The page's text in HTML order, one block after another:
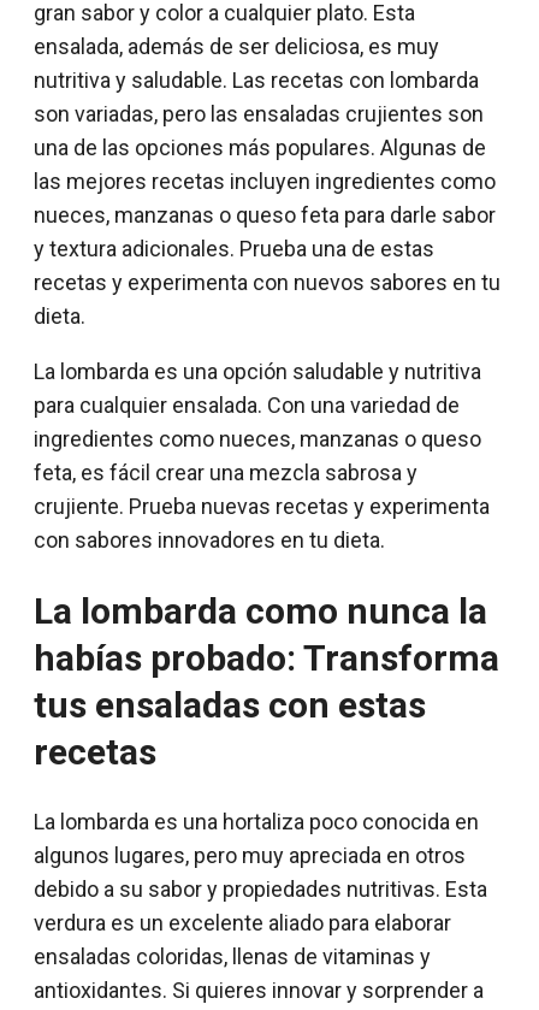
gran sabor y color a cualquier plato. Esta
ensalada, además de ser deliciosa, es muy
nutritiva y saludable. Las recetas con lombarda
son variadas, pero las ensaladas crujientes son
una de las opciones más populares. Algunas de
las mejores recetas incluyen ingredientes como
nueces, manzanas o queso feta para darle sabor
y textura adicionales. Prueba una de estas
recetas y experimenta con nuevos sabores en tu
dieta.
La lombarda es una opción saludable y nutritiva
para cualquier ensalada. Con una variedad de
ingredientes como nueces, manzanas o queso
feta, es fácil crear una mezcla sabrosa y
crujiente. Prueba nuevas recetas y experimenta
con sabores innovadores en tu dieta.
La lombarda como nunca la
habías probado: Transforma
tus ensaladas con estas
recetas
La lombarda es una hortaliza poco conocida en
algunos lugares, pero muy apreciada en otros
debido a su sabor y propiedades nutritivas. Esta
verdura es un excelente aliado para elaborar
ensaladas coloridas, llenas de vitaminas y
antioxidantes. Si quieres innovar y sorprender a